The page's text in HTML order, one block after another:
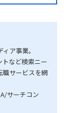
ア事業。
など検索ニー
職サービスを網
サーチコン